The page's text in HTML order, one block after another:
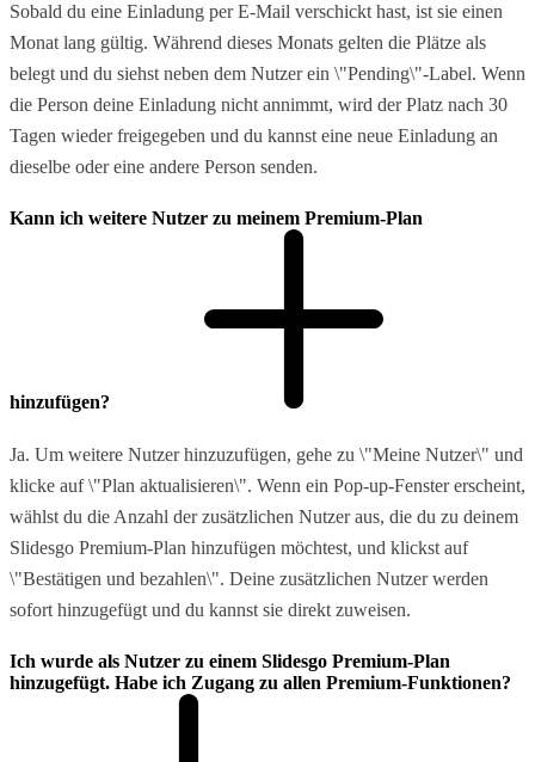
Sobald du eine Einladung per E-Mail verschickt hast, ist sie einen
Monat lang gültig. Während dieses Monats gelten die Plätze als
belegt und du siehst neben dem Nutzer ein \"Pending\"-Label. Wenn
die Person deine Einladung nicht annimmt, wird der Platz nach 30
Tagen wieder freigegeben und du kannst eine neue Einladung an
dieselbe oder eine andere Person senden.
Kann ich weitere Nutzer zu meinem Premium-Plan
hinzufügen?
Ja. Um weitere Nutzer hinzuzufügen, gehe zu \"Meine Nutzer\" und
klicke auf \"Plan aktualisieren\". Wenn ein Pop-up-Fenster erscheint,
wählst du die Anzahl der zusätzlichen Nutzer aus, die du zu deinem
Slidesgo Premium-Plan hinzufügen möchtest, und klickst auf
\"Bestätigen und bezahlen\". Deine zusätzlichen Nutzer werden
sofort hinzugefügt und du kannst sie direkt zuweisen.
Ich wurde als Nutzer zu einem Slidesgo Premium-Plan
hinzugefügt. Habe ich Zugang zu allen Premium-Funktionen?